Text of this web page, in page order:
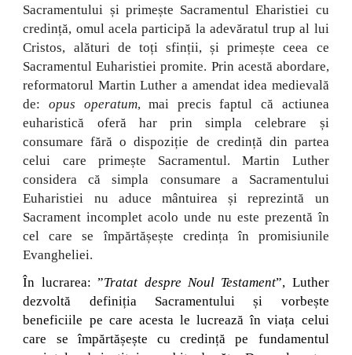
Sacramentului și primește Sacramentul Eharistiei cu
credință, omul acela participă la adevăratul trup al lui
Cristos, alături de toți sfinții, și primește ceea ce
Sacramentul Euharistiei promite. Prin acestă abordare,
reformatorul Martin Luther a amendat idea medievală
de:opus operatum, mai precis faptul că actiunea
euharistică oferă har prin simpla celebrare și
consumare fără o dispoziție de credință din partea
celui care primește Sacramentul. Martin Luther
considera că simpla consumare a Sacramentului
Euharistiei nu aduce mântuirea și reprezintă un
Sacrament incomplet acolo unde nu este prezentă în
cel care se împărtășește credința în promisiunile
Evangheliei.
În lucrarea: ”Tratat despre Noul Testament”, Luther
dezvoltă definiția Sacramentului și vorbește
beneficiile pe care acesta le lucrează în viața celui
care se împărtășește cu credință pe fundamentul